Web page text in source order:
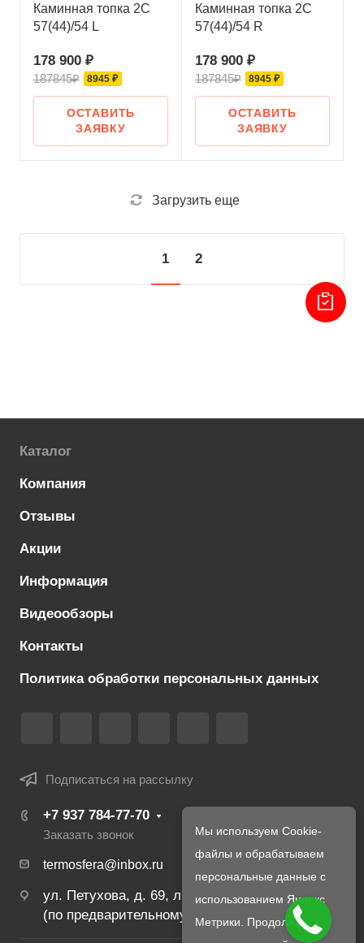
Каминная топка 2С
57(44)/54 L
178 900 ₽
187845₽ 8945 ₽
ОСТАВИТЬ
ЗАЯВКУ
Каминная топка 2С
57(44)/54 R
178 900 ₽
187845₽ 8945 ₽
ОСТАВИТЬ
ЗАЯВКУ
Загрузить еще
1 2
Каталог
Компания
Отзывы
Акции
Информация
Видеообзоры
Контакты
Политика обработки персональных данных
Подписаться на рассылку
+7 937 784-77-70
Заказать звонок
termosfera@inbox.ru
ул. Петухова, д. 69, лит. В, стр. 1
(по предварительному созвону с менеджером)
Мы используем Cookie-
файлы и обрабатываем
персональные данные с
использованием Яндекс
Метрики. Продолжая